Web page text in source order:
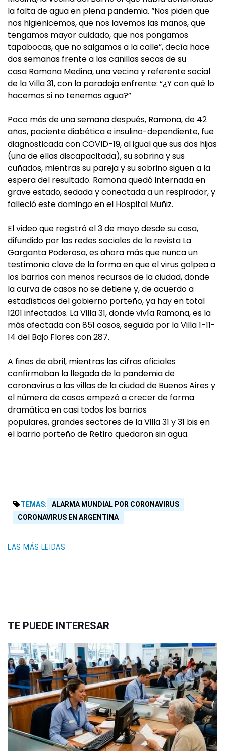
la falta de agua en plena pandemia. “Nos piden que
nos higienicemos, que nos lavemos las manos, que
tengamos mayor cuidado, que nos pongamos
tapabocas, que no salgamos a la calle”, decía hace
dos semanas frente a las canillas secas de su
casa Ramona Medina, una vecina y referente social
de la Villa 31, con la paradoja enfrente: “¿Y con qué lo
hacemos si no tenemos agua?”
Poco más de una semana después, Ramona, de 42
años, paciente diabética e insulino-dependiente, fue
diagnosticada con COVID-19, al igual que sus dos hijas
(una de ellas discapacitada), su sobrina y sus
cuñados, mientras su pareja y su sobrino siguen a la
espera del resultado. Ramona quedó internada en
grave estado, sedada y conectada a un respirador, y
falleció este domingo en el Hospital Muñiz.
El video que registró el 3 de mayo desde su casa,
difundido por las redes sociales de la revista La
Garganta Poderosa, es ahora más que nunca un
testimonio clave de la forma en que el virus golpea a
los barrios con menos recursos de la ciudad, donde
la curva de casos no se detiene y, de acuerdo a
estadísticas del gobierno porteño, ya hay en total
1201 infectados. La Villa 31, donde vivía Ramona, es la
más afectada con 851 casos, seguida por la Villa 1-11-
14 del Bajo Flores con 287.
A fines de abril, mientras las cifras oficiales
confirmaban la llegada de la pandemia de
coronavirus a las villas de la ciudad de Buenos Aires y
el número de casos empezó a crecer de forma
dramática en casi todos los barrios
populares, grandes sectores de la Villa 31 y 31 bis en
el barrio porteño de Retiro quedaron sin agua.
TEMAS:
ALARMA MUNDIAL POR CORONAVIRUS
CORONAVIRUS EN ARGENTINA
LAS MÁS LEIDAS
TE PUEDE INTERESAR